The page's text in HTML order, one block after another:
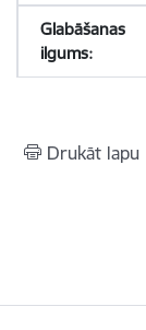
Drukāt lapu